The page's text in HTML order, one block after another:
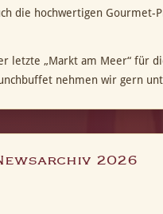
die hochwertigen Gourmet-
letzte „Markt am Meer“ für
nehmen wir gern
2026